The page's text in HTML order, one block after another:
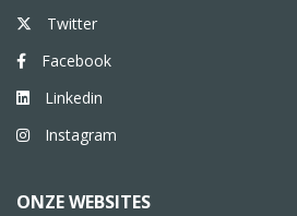
Twitter
Facebook
Linkedin
Instagram
ONZE WEBSITES